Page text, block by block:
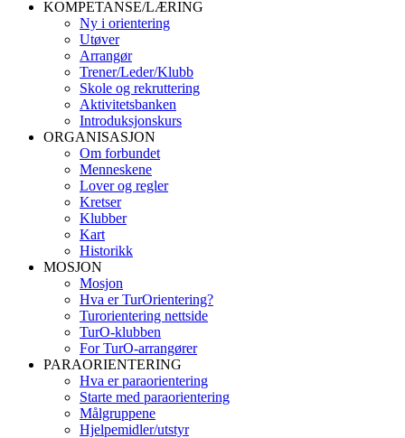
KOMPETANSE/LÆRING
Ny i orientering
Utøver
Arrangør
Trener/Leder/Klubb
Skole og rekruttering
Aktivitetsbanken
Introduksjonskurs
ORGANISASJON
Om forbundet
Menneskene
Lover og regler
Kretser
Klubber
Kart
Historikk
MOSJON
Mosjon
Hva er TurOrientering?
Turorientering nettside
TurO-klubben
For TurO-arrangører
PARAORIENTERING
Hva er paraorientering
Starte med paraorientering
Målgruppene
Hjelpemidler/utstyr